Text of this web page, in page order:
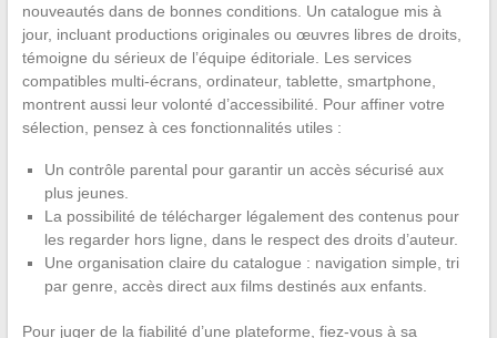
nouveautés dans de bonnes conditions. Un catalogue mis à
jour, incluant productions originales ou œuvres libres de droits,
témoigne du sérieux de l’équipe éditoriale. Les services
compatibles multi-écrans, ordinateur, tablette, smartphone,
montrent aussi leur volonté d’accessibilité. Pour affiner votre
sélection, pensez à ces fonctionnalités utiles :
Un contrôle parental pour garantir un accès sécurisé aux
plus jeunes.
La possibilité de télécharger légalement des contenus pour
les regarder hors ligne, dans le respect des droits d’auteur.
Une organisation claire du catalogue : navigation simple, tri
par genre, accès direct aux films destinés aux enfants.
Pour juger de la fiabilité d’une plateforme, fiez-vous à sa